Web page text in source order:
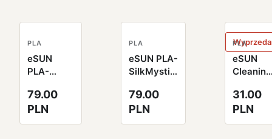
PLA
eSUN
PLA-
Filament
1.75mm
1000g
79.00
PLN
PLA
eSUN PLA-
SilkMystic
1.75mm
1000g
miedziano-
79.00
PLN
PLA
eSUN
Cleaning
2.85mm
100g
31.00
PLN